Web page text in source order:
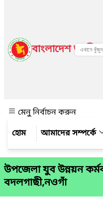
বাংলাদেশ জাতীয়
মেনু নির্বাচন করুন
আমাদের সম্পর্কে
উপজেলা যুব উন্নয়ন
বদলগাছী,নওগাঁ